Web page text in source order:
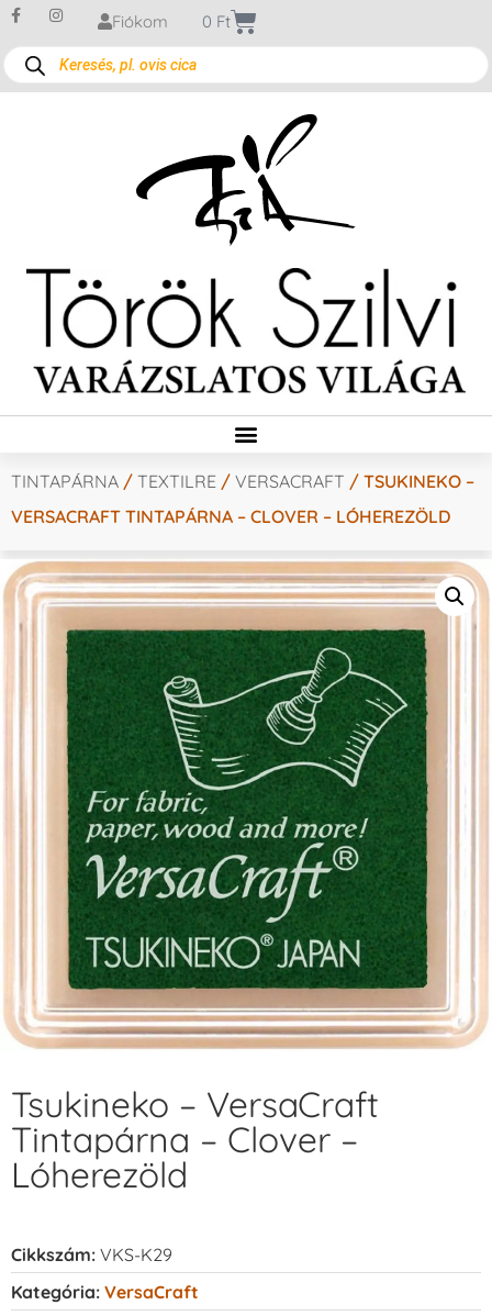
Fiókom 0 Ft
TINTAPÁRNA / TEXTILRE / VERSACRAFT / TSUKINEKO –
VERSACRAFT TINTAPÁRNA – CLOVER – LÓHEREZÖLD
Tsukineko – VersaCraft
Tintapárna – Clover –
Lóherezöld
Cikkszám: VKS-K29
Kategória: VersaCraft